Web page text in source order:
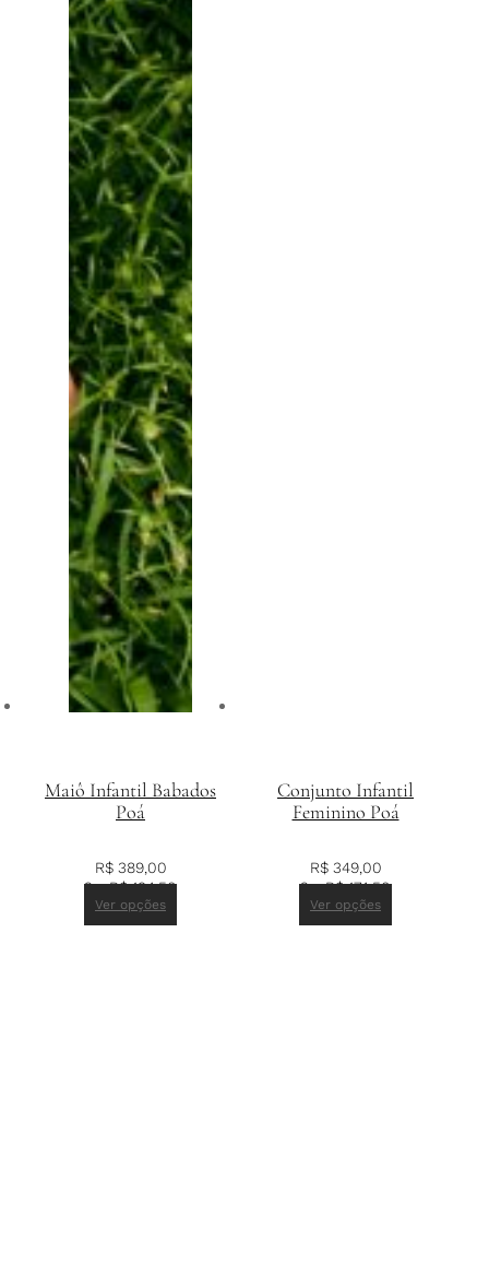
Maiô Infantil Babados
Poá
R$389,00
2 xR$194,50
Ver opções
Conjunto Infantil
Feminino Poá
R$349,00
2 xR$174,50
Ver opções